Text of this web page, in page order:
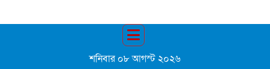
শনিবার ০৮ আগস্ট ২০২৬